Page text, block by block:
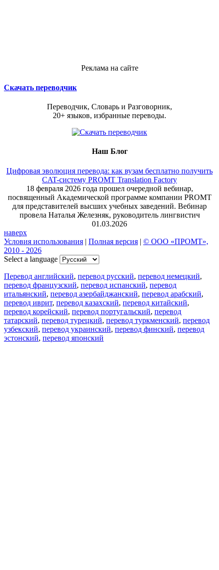
Реклама на сайте
Скачать переводчик
Переводчик, Словарь и Разговорник,
20+ языков, избранные переводы.
Наш Блог
Цифровая эволюция перевода: как вузам бесплатно получить
CAT-систему PROMT Translation Factory
18 февраля 2026 года прошел очередной вебинар,
посвященный Академической программе компании PROMT
для представителей высших учебных заведений. Вебинар
провела Наталья Железняк, руководитель лингвистич
01.03.2026
наверх
Условия использования | Полная версия | © ООО «ПРОМТ»,
2010 - 2026
Select a language
Перевод английский, перевод русский, перевод немецкий,
перевод французский, перевод испанский, перевод
итальянский, перевод азербайджанский, перевод арабский,
перевод иврит, перевод казахский, перевод китайский,
перевод корейский, перевод португальский, перевод
татарский, перевод турецкий, перевод туркменский, перевод
узбекский, перевод украинский, перевод финский, перевод
эстонский, перевод японский